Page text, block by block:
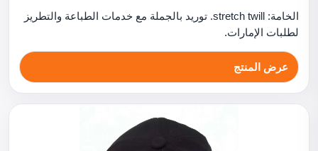
الخامة: stretch twill. توريد بالجملة مع خدمات الطباعة والتطريز
لطلبات الإمارات.
عرض المنتج